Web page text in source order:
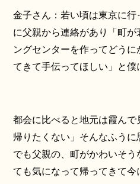
金子さん：若い頃は東京に
に父親から連絡があり「町
ングセンターを作ってどう
てきて手伝ってほしい」と僕
都会に比べると地元は霞ん
帰りたくない」そんなふうに
でも父親の、町がかわいそ
ても気になって帰ってきて今